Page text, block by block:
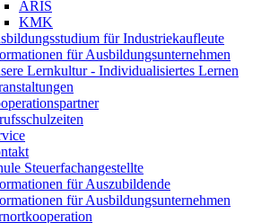
ARIS
KMK
für Industriekaufleute
für Ausbildungsunternehmen
Lernkultur - Individualisiertes Lernen
Steuerfachangestellte
für Auszubildende
für Ausbildungsunternehmen